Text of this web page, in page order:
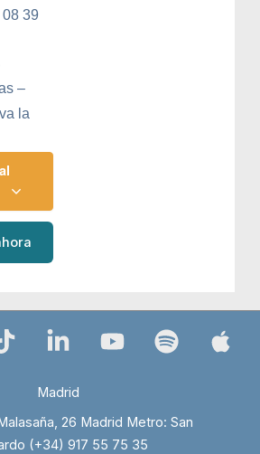
39
–
la
Madrid
26 Madrid Metro: San
(+34) 917 55 75 35